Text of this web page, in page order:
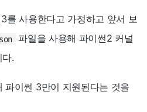
를 사용한다고 가정하고 앞서 보
파일을 사용해 파이썬2 커널
.
파이썬 3만이 지원된다는 것을